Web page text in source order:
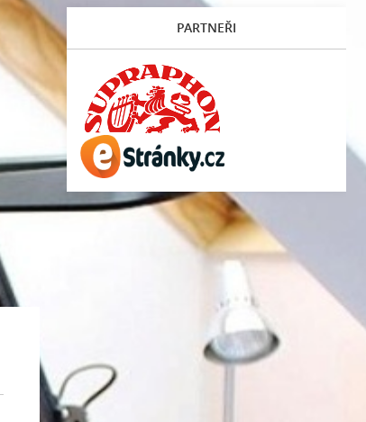
PARTNEŘI